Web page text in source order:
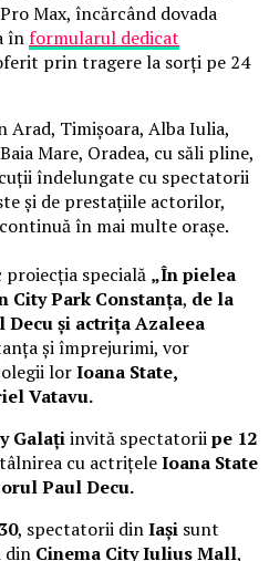
Max, încărcând dovada
înformularul dedicat
prin tragere la sorți pe 24
Arad, Timișoara, Alba Iulia,
Mare, Oradea, cu săli pline,
îndelungate cu spectatorii
și de prestațiile actorilor,
continuă în mai multe orașe.
proiecția specială „În pielea
City Park Constanța, de la
și actrița Azaleea
și împrejurimi, vor
lorIoana State,
Vatavu.
Galațiinvită spectatoriipe 12
cu actrițeleIoana State
Paul Decu.
, spectatorii dinIași sunt
din Cinema City Iulius Mall,